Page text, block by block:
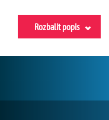
Rozbalit popis